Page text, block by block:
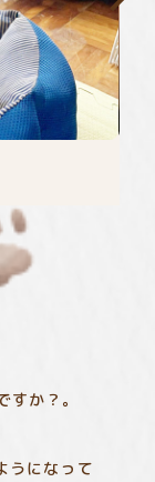
か？。
うになって